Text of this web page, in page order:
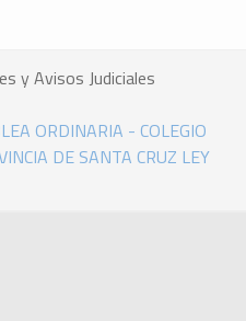
y Avisos Judiciales
ORDINARIA - COLEGIO
DE SANTA CRUZ LEY